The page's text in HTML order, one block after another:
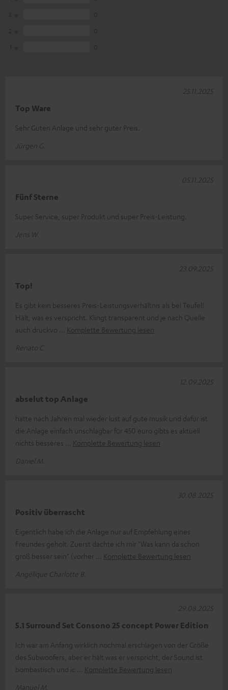
Top Ware
Sehr Guten Anlage und sehr guter Preis.
Jürgen G.
25.11.2025
Fünf Sterne
Super Service, super Produkt und super Preis-Leistung.
Jens W.
05.11.2025
Top!
Es gibt kein besseres Preis-Leistungsverhältnis als bei Teufel!
Hält, was es verspricht. Klingt transparent und je nach Quelle
auch druckvo
Komplette Bewertung lesen
Renato C.
23.09.2025
abselut top Anlage
hatte nach Jahren mal wieder lust auf gute musik und dafür ist
die Anlage einfach unschlagbar für 450 euro gibts es aktuell
nichts besseres
Komplette Bewertung lesen
Daniel M.
12.09.2025
Positiv überrascht
Eigentlich habe ich die Anlage nur auf Empfehlung eines
Freundes geholt. Zuerst dachte ich mir "Was kann da schon
groß besser sein" (vorher
Komplette Bewertung lesen
Angélique Charlotte B.
30.08.2025
5.1 Surround Set Consono 25 concept Power Edition
Ich war am Anfang wirklich nochmal erschlagen von der Größe
des Subwoofers, aber er hält was er verspricht, der Sound ist
bombastisch und ic
Komplette Bewertung lesen
Manuel M.
29.08.2025